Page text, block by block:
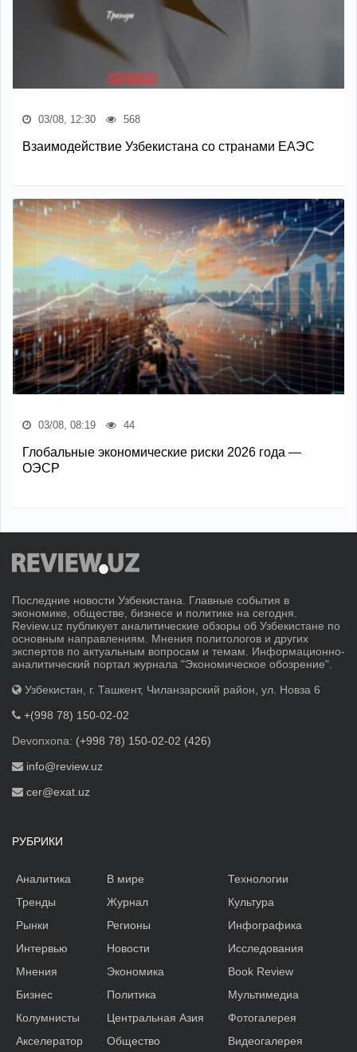
03/08, 12:30 568
Взаимодействие Узбекистана со странами ЕАЭС
03/08, 08:19 44
Глобальные экономические риски 2026 года —
ОЭСР
Последние новости Узбекистана. Главные события в
экономике, обществе, бизнесе и политике на сегодня.
Review.uz публикует аналитические обзоры об Узбекистане по
основным направлениям. Мнения политологов и других
экспертов по актуальным вопросам и темам. Информационно-
аналитический портал журнала "Экономическое обозрение".
Узбекистан, г. Ташкент, Чиланзарский район, ул. Новза 6
+(998 78) 150-02-02
Devonxona: (+998 78) 150-02-02 (426)
info@review.uz
cer@exat.uz
РУБРИКИ
Аналитика
Тренды
Рынки
Интервью
Мнения
Бизнес
Колумнисты
Акселератор
В мире
Журнал
Регионы
Новости
Экономика
Политика
Центральная Азия
Общество
Технологии
Культура
Инфографика
Исследования
Book Review
Мультимедиа
Фотогалерея
Видеогалерея